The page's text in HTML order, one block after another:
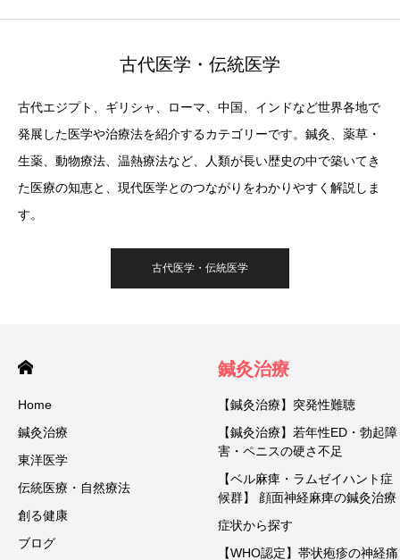
古代医学・伝統医学
古代エジプト、ギリシャ、ローマ、中国、インドなど世界各地で
発展した医学や治療法を紹介するカテゴリーです。鍼灸、薬草・
生薬、動物療法、温熱療法など、人類が長い歴史の中で築いてき
た医療の知恵と、現代医学とのつながりをわかりやすく解説しま
す。
古代医学・伝統医学
Home
鍼灸治療
東洋医学
伝統医療・自然療法
創る健康
ブログ
鍼灸治療
【鍼灸治療】突発性難聴
【鍼灸治療】若年性ED・勃起障
害・ペニスの硬さ不足
【ベル麻痺・ラムゼイハント症
候群】 顔面神経麻痺の鍼灸治療
症状から探す
【WHO認定】帯状疱疹の神経痛